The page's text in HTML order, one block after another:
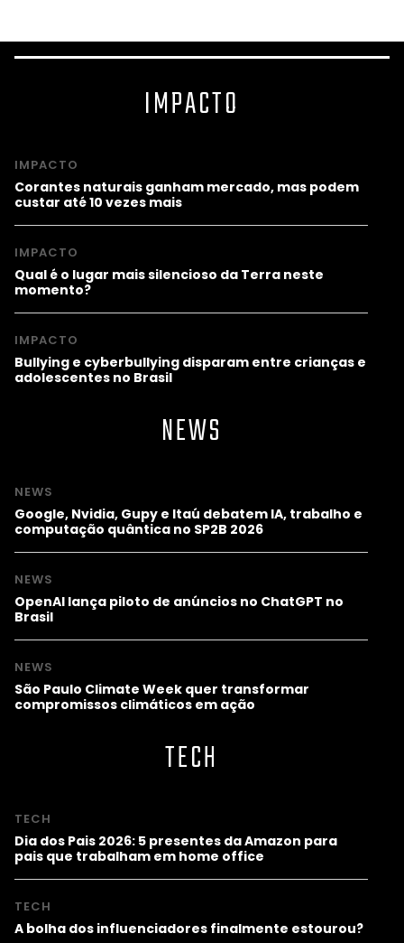
IMPACTO
IMPACTO
Corantes naturais ganham mercado, mas podem
custar até 10 vezes mais
IMPACTO
Qual é o lugar mais silencioso da Terra neste
momento?
IMPACTO
Bullying e cyberbullying disparam entre crianças e
adolescentes no Brasil
NEWS
NEWS
Google, Nvidia, Gupy e Itaú debatem IA, trabalho e
computação quântica no SP2B 2026
NEWS
OpenAI lança piloto de anúncios no ChatGPT no
Brasil
NEWS
São Paulo Climate Week quer transformar
compromissos climáticos em ação
TECH
TECH
Dia dos Pais 2026: 5 presentes da Amazon para
pais que trabalham em home office
TECH
A bolha dos influenciadores finalmente estourou?